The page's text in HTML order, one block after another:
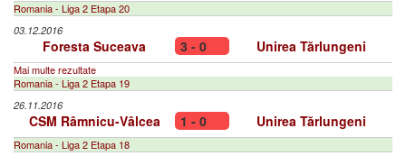
Romania - Liga 2 Etapa 20
03.12.2016
Foresta Suceava 3 - 0 Unirea Tărlungeni
Mai multe rezultate
Romania - Liga 2 Etapa 19
26.11.2016
CSM Râmnicu-Vâlcea 1 - 0 Unirea Tărlungeni
Romania - Liga 2 Etapa 18